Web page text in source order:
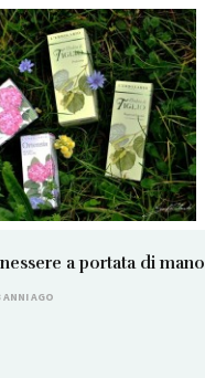
a portata di mano
ANNI AGO